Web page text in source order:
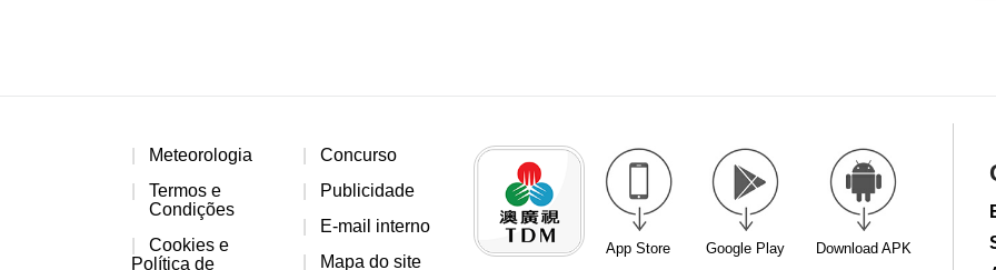
Meteorologia
Termos e
Condições
Cookies e
Política de
Concurso
Publicidade
E-mail interno
Mapa do site
App Store Google Play Download APK